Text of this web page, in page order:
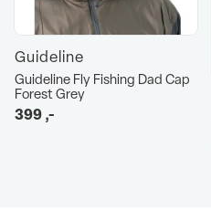
Guideline
Guideline Fly Fishing Dad Cap
Forest Grey
399,-